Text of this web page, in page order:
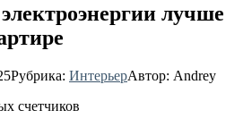
лучше
Рубрика: ИнтерьерАвтор: Andrey